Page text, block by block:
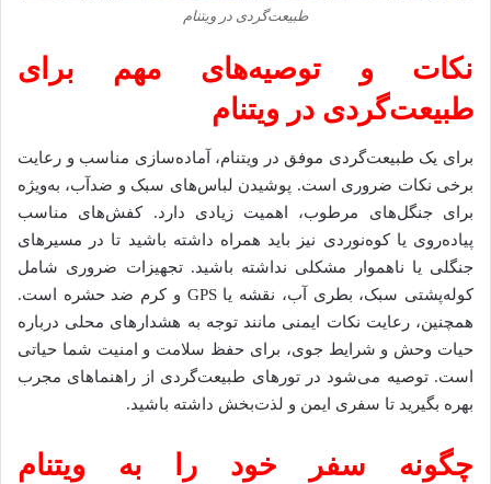
طبیعت‌گردی در ویتنام
نکات و توصیه‌های مهم برای
طبیعت‌گردی در ویتنام
برای یک طبیعت‌گردی موفق در ویتنام، آماده‌سازی مناسب و رعایت
برخی نکات ضروری است. پوشیدن لباس‌های سبک و ضدآب، به‌ویژه
برای جنگل‌های مرطوب، اهمیت زیادی دارد. کفش‌های مناسب
پیاده‌روی یا کوه‌نوردی نیز باید همراه داشته باشید تا در مسیرهای
جنگلی یا ناهموار مشکلی نداشته باشید. تجهیزات ضروری شامل
کوله‌پشتی سبک، بطری آب، نقشه یا GPS و کرم ضد حشره است.
همچنین، رعایت نکات ایمنی مانند توجه به هشدارهای محلی درباره
حیات وحش و شرایط جوی، برای حفظ سلامت و امنیت شما حیاتی
است. توصیه می‌شود در تورهای طبیعت‌گردی از راهنماهای مجرب
بهره بگیرید تا سفری ایمن و لذت‌بخش داشته باشید.
چگونه سفر خود را به ویتنام